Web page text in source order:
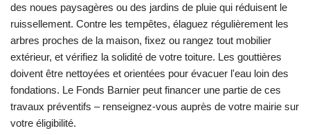
des noues paysagères ou des jardins de pluie qui réduisent le
ruissellement. Contre les tempêtes, élaguez régulièrement les
arbres proches de la maison, fixez ou rangez tout mobilier
extérieur, et vérifiez la solidité de votre toiture. Les gouttières
doivent être nettoyées et orientées pour évacuer l'eau loin des
fondations. Le Fonds Barnier peut financer une partie de ces
travaux préventifs – renseignez-vous auprès de votre mairie sur
votre éligibilité.